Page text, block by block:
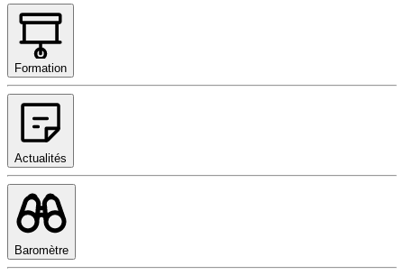
Formation
Actualités
Baromètre